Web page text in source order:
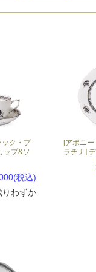
ック・プ
ップ&ソ
(税込)
わずか
[アポニ
ラチナ]